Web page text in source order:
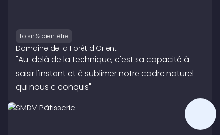
Loisir & bien-être
Domaine de la Forêt d'Orient
"Au-delà de la technique, c'est sa capacité à
saisir l'instant et à sublimer notre cadre naturel
qui nous a conquis"